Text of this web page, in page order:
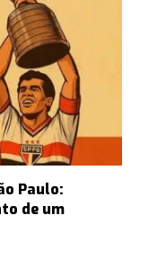
Paulo:
de um